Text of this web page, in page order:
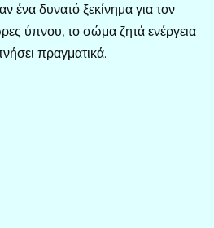
ένα δυνατό ξεκίνημα για τον
ύπνου, το σώμα ζητά ενέργεια
πραγματικά.